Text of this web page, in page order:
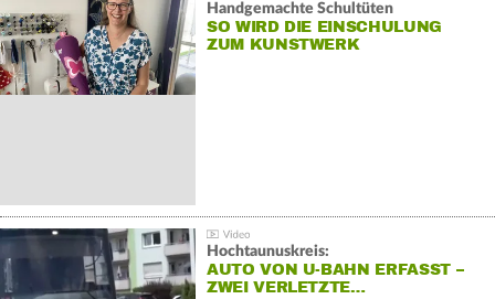
Handgemachte Schultüten
SO WIRD DIE EINSCHULUNG
ZUM KUNSTWERK
Hochtaunuskreis:
AUTO VON U-BAHN ERFASST –
ZWEI VERLETZTE…